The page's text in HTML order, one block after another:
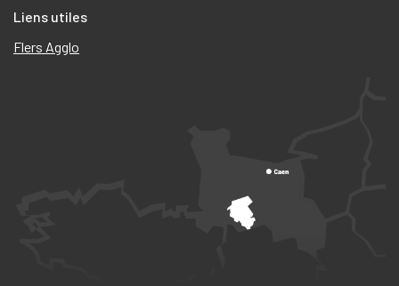
Liens utiles
Flers Agglo